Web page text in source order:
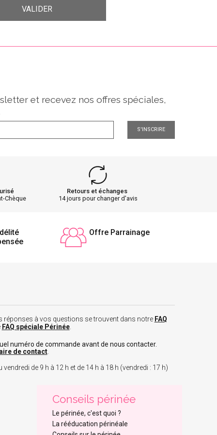
et recevez nos offres spéciales,
S'INSCRIRE
Chèque
Retours et échanges
14 jours pour changer d'avis
Offre Parrainage
réponses à vos questions se trouvent dans notre FAQ
FAQ spéciale Périnée.
numéro de commande avant de nous contacter.
de contact.
de 9 h à 12 h et de 14 h à 18 h (vendredi : 17 h)
Conseils périnée
Le périnée, c'est quoi ?
La rééducation périnéale